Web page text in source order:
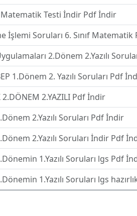
Matematik Testi İndir Pdf İndir
İşlemi Soruları 6. Sınıf
2.Dönem 2.Yazılı
1.Dönem 2. Yazılı Soruları Pdf
2.DÖNEM 2.YAZILI Pdf İndir
2.Yazılı Soruları Pdf İndir
2.Yazılı Soruları İndir Pdf
1.Yazılı Soruları lgs Pdf
1.Yazılı Soruları lgs